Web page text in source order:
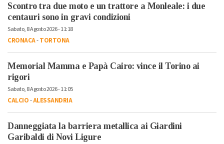
Scontro tra due moto e un trattore a Monleale: i due
centauri sono in gravi condizioni
Sabato, 8 Agosto 2026 - 11:18
CRONACA-TORTONA
Memorial Mamma e Papà Cairo: vince il Torino ai
rigori
Sabato, 8 Agosto 2026 - 11:05
CALCIO-ALESSANDRIA
Danneggiata la barriera metallica ai Giardini
Garibaldi di Novi Ligure